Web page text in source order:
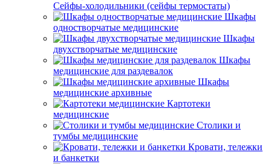
Сейфы-холодильники (сейфы термостаты)
Шкафы
одностворчатые медицинские
Шкафы
двухстворчатые медицинские
Шкафы
медицинские для раздевалок
Шкафы
медицинские архивные
Картотеки
медицинские
Столики и
тумбы медицинские
Кровати, тележки
и банкетки